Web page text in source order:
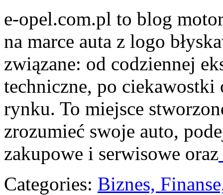
e-opel.com.pl to blog
na marce auta z logo
związane: od codziennej
techniczne, po
rynku. To miejsce
zrozumieć swoje auto,
zakupowe i serwisowe oraz
Categories: Biznes,